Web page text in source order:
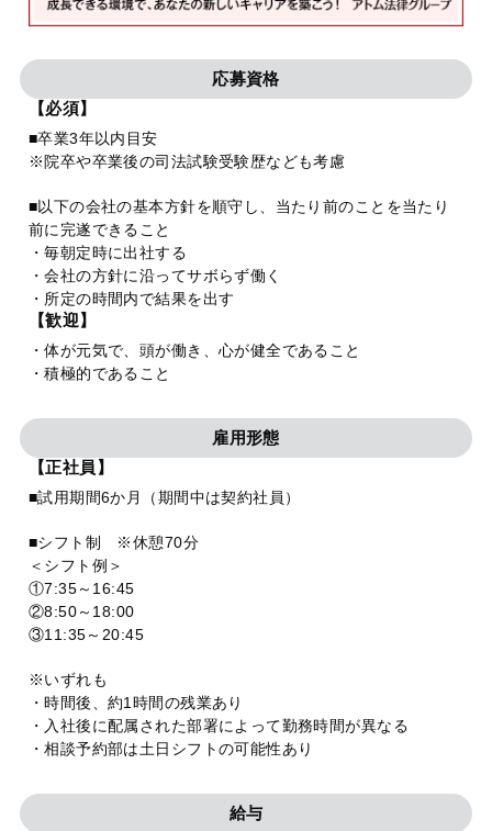
応募資格
【必須】
■卒業3年以内目安
※院卒や卒業後の司法試験受験歴なども考慮
■以下の会社の基本方針を順守し、当たり前のことを当たり
前に完遂できること
・毎朝定時に出社する
・会社の方針に沿ってサボらず働く
・所定の時間内で結果を出す
【歓迎】
・体が元気で、頭が働き、心が健全であること
・積極的であること
雇用形態
【正社員】
■試用期間6か月（期間中は契約社員）
■シフト制 ※休憩70分
＜シフト例＞
①7:35～16:45
②8:50～18:00
③11:35～20:45
※いずれも
・時間後、約1時間の残業あり
・入社後に配属された部署によって勤務時間が異なる
・相談予約部は土日シフトの可能性あり
給与